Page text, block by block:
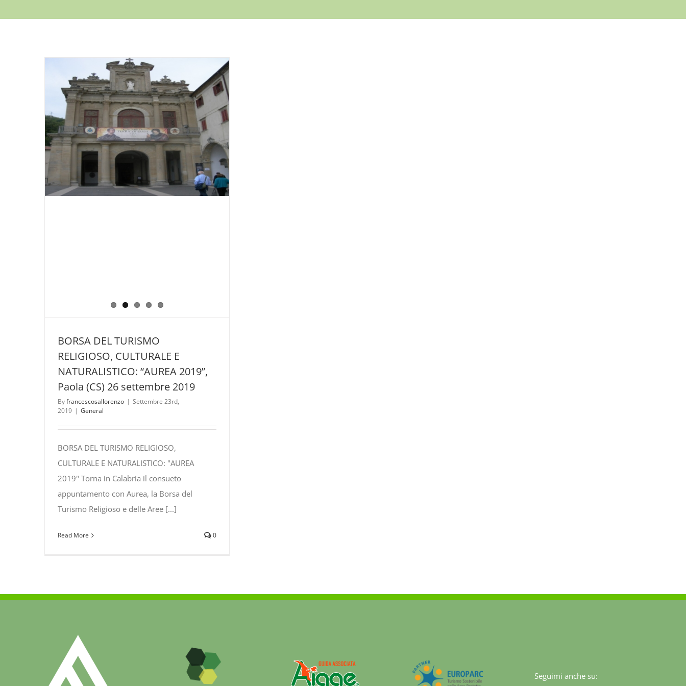
BORSA DEL TURISMO
RELIGIOSO, CULTURALE E
NATURALISTICO: “AUREA 2019”,
Paola (CS) 26 settembre 2019
Byfrancescosallorenzo | Settembre 23rd,
2019 | General
BORSA DEL TURISMO RELIGIOSO,
CULTURALE E NATURALISTICO: "AUREA
2019" Torna in Calabria il consueto
appuntamento con Aurea, la Borsa del
Turismo Religioso e delle Aree [...]
Read More 0
Seguimi anche su: